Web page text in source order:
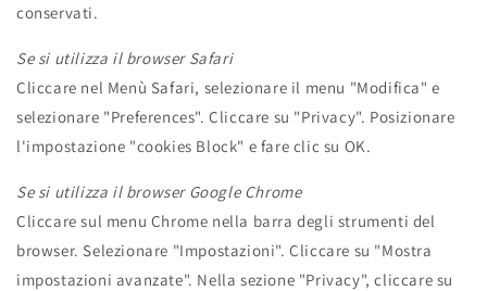
conservati.
Se si utilizza il browser Safari
Cliccare nel Menù Safari, selezionare il menu "Modifica" e
selezionare "Preferences". Cliccare su "Privacy". Posizionare
l'impostazione "cookies Block" e fare clic su OK.
Se si utilizza il browser Google Chrome
Cliccare sul menu Chrome nella barra degli strumenti del
browser. Selezionare "Impostazioni". Cliccare su "Mostra
impostazioni avanzate". Nella sezione "Privacy", cliccare su